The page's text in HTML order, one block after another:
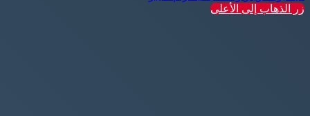
زر الذهاب إلى الأعلى